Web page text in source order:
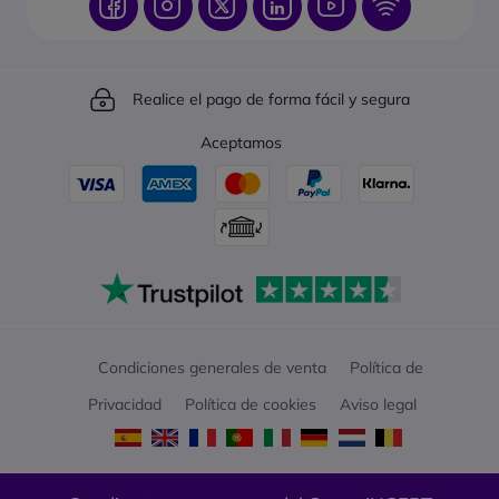
Realice el pago de forma fácil y segura
Aceptamos
Condiciones generales de venta
Política de
Privacidad
Política de cookies Aviso legal